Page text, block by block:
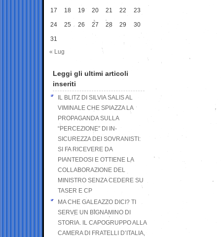
17 18 19 20 21 22 23
24 25 26 27 28 29 30
31
« Lug
Leggi gli ultimi articoli
inseriti
IL BLITZ DI SILVIA SALIS AL
VIMINALE CHE SPIAZZA LA
PROPAGANDA SULLA
“PERCEZIONE” DI IN-
SICUREZZA DEI SOVRANISTI:
SI FA RICEVERE DA
PIANTEDOSI E OTTIENE LA
COLLABORAZIONE DEL
MINISTRO SENZA CEDERE SU
TASER E CP
MA CHE GALEAZZO DICI? TI
SERVE UN BIGNAMINO DI
STORIA. IL CAPOGRUPPO ALLA
CAMERA DI FRATELLI D’ITALIA,